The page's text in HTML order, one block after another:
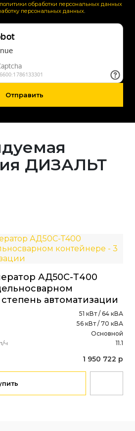
политики обработки персональных данных
персональных данных.
Отправить
ДИЗАЛЬТ
АД50С-Т400
автоматизации
51 кВт / 64 кВА
56 кВт / 70 кВА
Основной
ч
11.1
1 950 722 р